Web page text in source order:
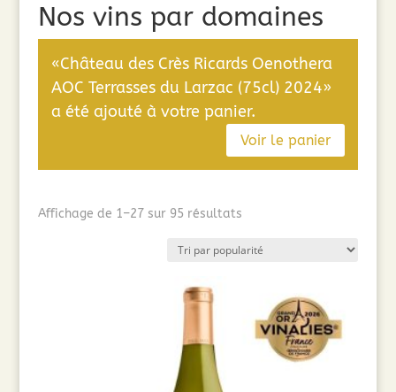
Nos vins par domaines
«Château des Crès Ricards Oenothera
AOC Terrasses du Larzac (75cl) 2024»
a été ajouté à votre panier.
Voir le panier
Affichage de 1–27 sur 95 résultatsTrié